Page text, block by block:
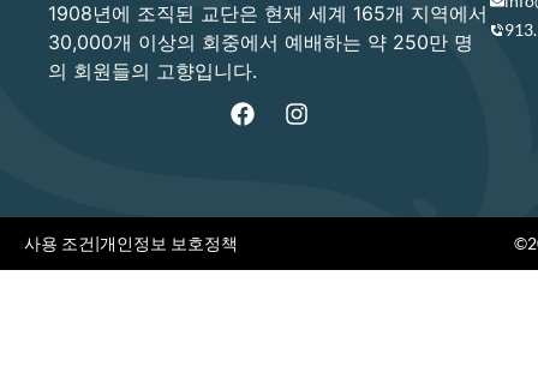
1908년에 조직된 교단은 현재 세계 165개 지역에서
30,000개 이상의 회중에서 예배하는 약 250만 명
의 회원들의 고향입니다.
사용 조건|개인정보 보호정책